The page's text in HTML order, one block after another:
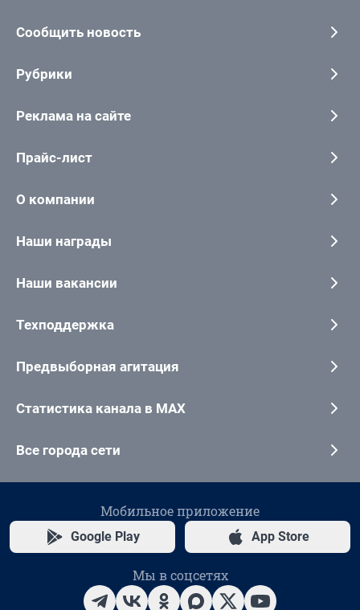
Сообщить новость
Рубрики
Реклама на сайте
Прайс-лист
О компании
Наши награды
Наши вакансии
Техподдержка
Предвыборная агитация
Статистика канала в MAX
Все города сети
Мобильное приложение
Google Play App Store
Мы в соцсетях